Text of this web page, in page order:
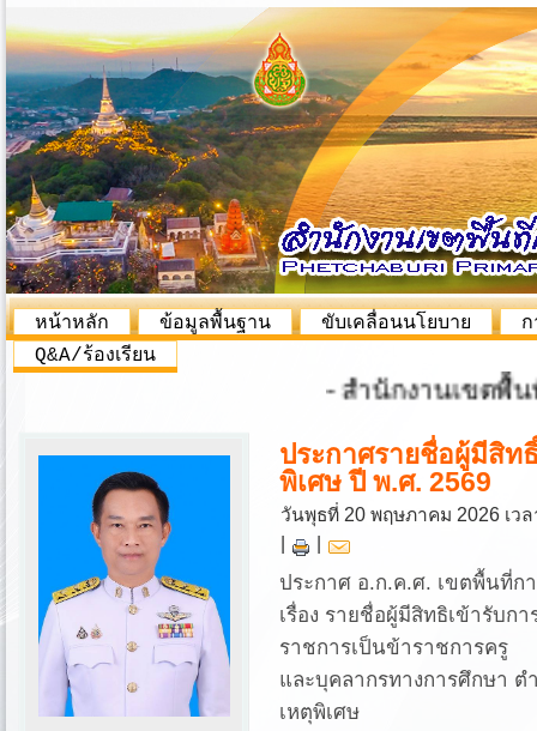
หน้าหลัก ข้อมูลพื้นฐาน ขับเคลื่อนนโยบาย
Q&A/ร้องเรียน
- สำนักงานเขตพื้นที่
ประกาศรายชื่อผู้มีสิท
พิเศษ ปี พ.ศ. 2569
วันพุธที่ 20 พฤษภาคม 2026 เว
ประกาศ อ.ก.ค.ศ. เขตพื้นที่ก
เรื่อง รายชื่อผู้มีสิทธิเข้ารับก
ราชการเป็นข้าราชการครู
และบุคลากรทางการศึกษา
เหตุพิเศษ